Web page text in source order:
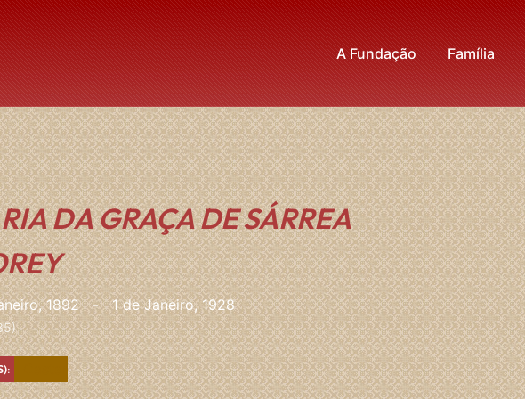
A Fundação Família
DA GRAÇA DE SÁRREA
1892 - 1 de Janeiro, 1928
Castanho